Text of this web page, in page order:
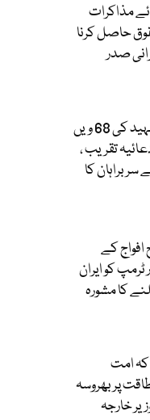
مذاکرات
حاصل کرنا
صدر
میجر طفیل شہید کی 68 ویں
تقریب ،
کا
کے
کو ایران
کا مشورہ
امت
پر بھروسہ
خارجہ